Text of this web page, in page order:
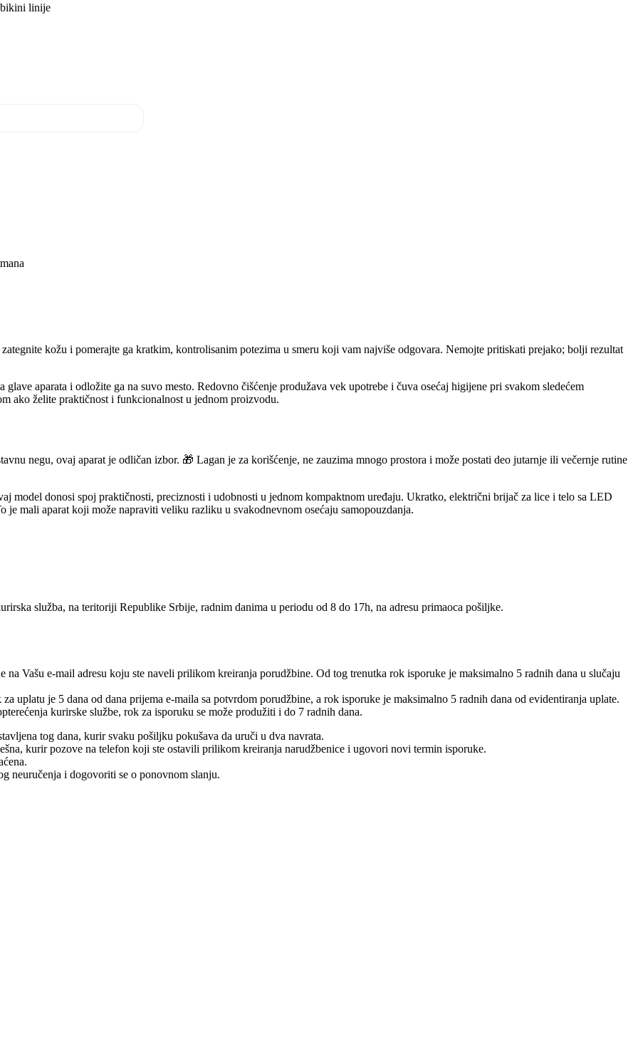
bikini linije
kožu i pomerajte ga kratkim, kontrolisanim potezima u smeru koji vam najviše odgovara. Nemojte pritiskati prejako; bolji rezultat
aparata i odložite ga na suvo mesto. Redovno čišćenje produžava vek upotrebe i čuva osećaj higijene pri svakom sledećem
ako želite praktičnost i funkcionalnost u jednom proizvodu.
negu, ovaj aparat je odličan izbor. 🎁 Lagan je za korišćenje, ne zauzima mnogo prostora i može postati deo jutarnje ili večernje rutine
model donosi spoj praktičnosti, preciznosti i udobnosti u jednom kompaktnom uređaju. Ukratko, električni brijač za lice i telo sa LED
je mali aparat koji može napraviti veliku razliku u svakodnevnom osećaju samopouzdanja.
služba, na teritoriji Republike Srbije, radnim danima u periodu od 8 do 17h, na adresu primaoca pošiljke.
Vašu e-mail adresu koju ste naveli prilikom kreiranja porudžbine. Od tog trenutka rok isporuke je maksimalno 5 radnih dana u slučaju
uplatu je 5 dana od dana prijema e-maila sa potvrdom porudžbine, a rok isporuke je maksimalno 5 radnih dana od evidentiranja uplate.
kurirske službe, rok za isporuku se može produžiti i do 7 radnih dana.
tog dana, kurir svaku pošiljku pokušava da uruči u dva navrata.
kurir pozove na telefon koji ste ostavili prilikom kreiranja narudžbenice i ugovori novi termin isporuke.
neuručenja i dogovoriti se o ponovnom slanju.